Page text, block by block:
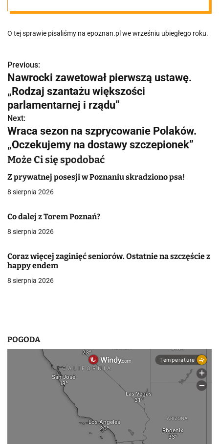
go skazano
O tej sprawie pisaliśmy na epoznan.pl we wrześniu ubiegłego roku.
N
a
w
i
g
a
c
j
a
w
p
i
Previous:
Nawrocki zawetował pierwszą ustawę.
„Rodzaj szantażu większości
parlamentarnej i rządu”
Next:
Wraca sezon na szprycowanie Polaków.
„Oczekujemy na dostawy szczepionek”
Może Ci się spodobać
Z prywatnej posesji w Poznaniu skradziono psa!
8 sierpnia 2026
Co dalej z Torem Poznań?
8 sierpnia 2026
Coraz więcej zaginięć seniorów. Ostatnie na szczęście z
happy endem
8 sierpnia 2026
POGODA